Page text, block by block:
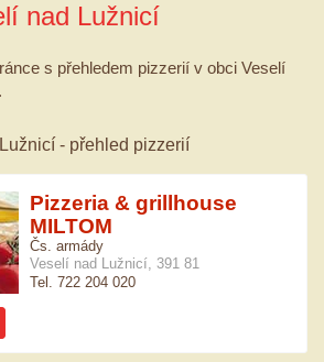
nad Lužnicí
s přehledem pizzerií v obci Veselí
- přehled pizzerií
Pizzeria & grillhouse
MILTOM
Čs. armády
Veselí nad Lužnicí, 391 81
Tel. 722 204 020